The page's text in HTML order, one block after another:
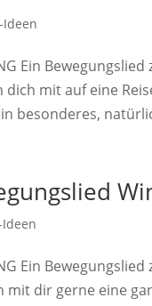
Ideen
Ein
mit auf eine
besonderes,
Ideen
Ein
dir gerne eine